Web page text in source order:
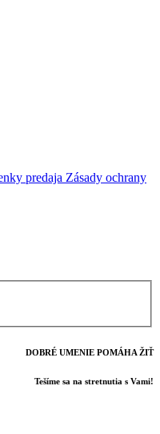
predaja Zásady ochrany
DOBRÉ UMENIE POMÁHA ŽIŤ
Tešíme sa na stretnutia s Vami!